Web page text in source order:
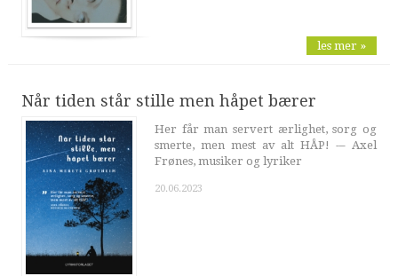
les mer »
Når tiden står stille men håpet bærer
Her får man servert ærlighet, sorg og
smerte, men mest av alt HÅP! -– Axel
Frønes, musiker og lyriker
20.06.2023